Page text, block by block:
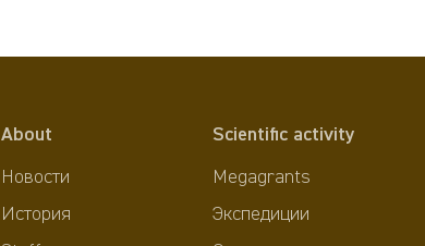
About
Новости
История
Scientific activity
Megagrants
Экспедиции